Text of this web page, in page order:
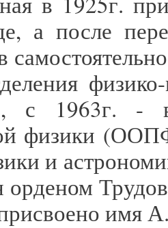
а после
с 1963г. -
физики
и
орденом
имя